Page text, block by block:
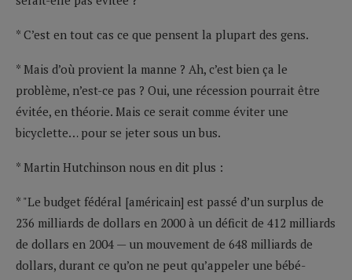
* C’est en tout cas ce que pensent la plupart des gens.
* Mais d’où provient la manne ? Ah, c’est bien ça le
problème, n’est-ce pas ? Oui, une récession pourrait être
évitée, en théorie. Mais ce serait comme éviter une
bicyclette… pour se jeter sous un bus.
* Martin Hutchinson nous en dit plus :
* "Le budget fédéral [américain] est passé d’un surplus de
236 milliards de dollars en 2000 à un déficit de 412 milliards
de dollars en 2004 — un mouvement de 648 milliards de
dollars, durant ce qu’on ne peut qu’appeler une bébé-